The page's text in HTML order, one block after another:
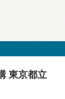
東京都立